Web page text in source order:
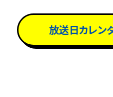
放送日カレン